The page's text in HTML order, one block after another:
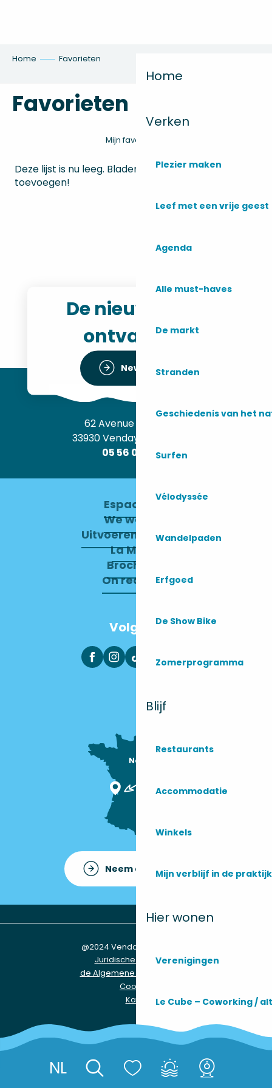
NL
Home
Verken
Plezier maken
Leef met een vrije geest
Agenda
Alle must-haves
De markt
Stranden
Geschiedenis van het
Surfen
Vélodyssée
Wandelpaden
Erfgoed
De Show Bike
Zomerprogramma
Blijf
Restaurants
Accommodatie
Winkels
Mijn verblijf in de praktijk
Hier wonen
Verenigingen
Le Cube – Coworking /
Praktische informatie
Réserver
Home Favorieten
Favorieten
Mijn favorieten afdrukken/exporteren
Deze lijst is nu leeg. Bladeren en pagina’s
toevoegen!
De nieuwsbrief
ontvangen
Newsletter
62 Avenue de l’Océan
33930 Vendays-Montalivet
05 56 09 30 12
Espace pro
We werven
Uitvoerend Comité
La Mairie
Brochures
On recrute !
Volg ons
Nous sommes
Neem contact op met
@2024 Vendays-Montalivet
Juridische informatie
de Algemene Voorwaarden
Cookies
Kaart